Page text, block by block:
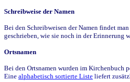
Schreibweise der Namen
Bei den Schreibweisen der Namen findet
geschrieben, wie sie noch in der Erinnerung
Ortsnamen
Bei den Ortsnamen wurden im Kirchenbuch
Eine alphabetisch sortierte Liste liefert